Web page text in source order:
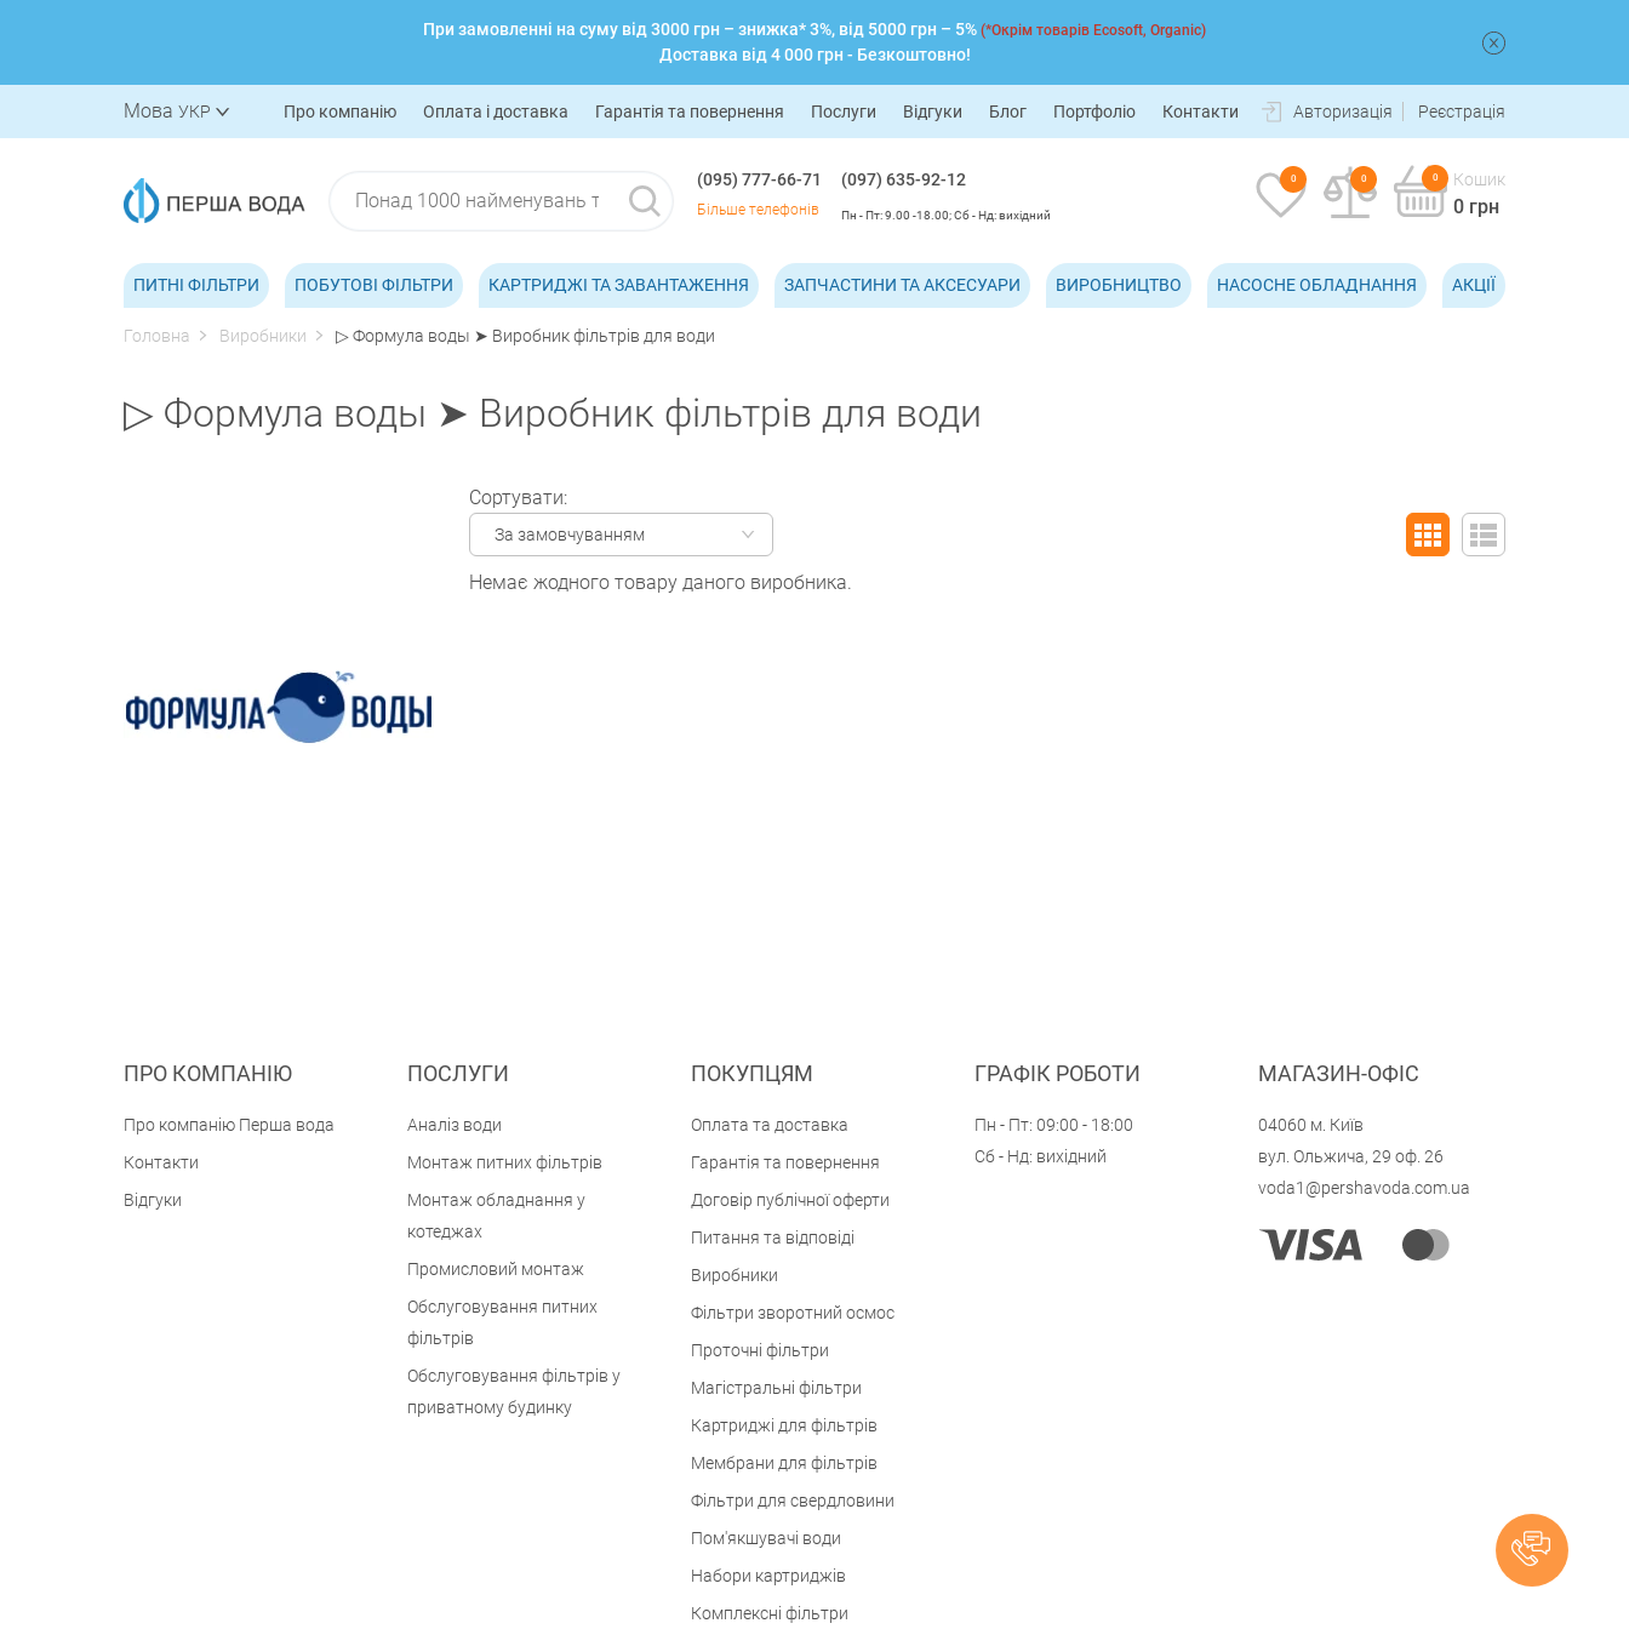
При замовленні на суму від 3000 грн – знижка* 3%, від 5000 грн – 5% (*Окрім товарів Ecosoft, Organic)
Доставка від 4 000 грн - Безкоштовно!
Мова УКР Про компанію Оплата і доставка Гарантія та повернення Послуги Відгуки Блог Портфоліо Контакти Авторизація Реєстрація
(095) 777-66-71
Більше телефонів
(097) 635-92-12
Пн - Пт: 9.00 -18.00; Сб - Нд: вихідний
0 0 0 Кошик
0 грн
ПИТНІ ФІЛЬТРИ ПОБУТОВІ ФІЛЬТРИ КАРТРИДЖІ ТА ЗАВАНТАЖЕННЯ ЗАПЧАСТИНИ ТА АКСЕСУАРИ ВИРОБНИЦТВО НАСОСНЕ ОБЛАДНАННЯ АКЦІЇ
Головна Виробники ▷ Формула воды ➤ Виробник фільтрів для води
▷ Формула воды ➤ Виробник фільтрів для води
Сортувати:
За замовчуванням
Немає жодного товару даного виробника.
ПРО КОМПАНІЮ
Про компанію Перша вода
Контакти
Відгуки
ПОСЛУГИ
Аналіз води
Монтаж питних фільтрів
Монтаж обладнання у
котеджах
Промисловий монтаж
Обслуговування питних
фільтрів
Обслуговування фільтрів у
приватному будинку
ПОКУПЦЯМ
Оплата та доставка
Гарантія та повернення
Договір публічної оферти
Питання та відповіді
Виробники
Фільтри зворотний осмос
Проточні фільтри
Магістральні фільтри
Картриджі для фільтрів
Мембрани для фільтрів
Фільтри для свердловини
Пом'якшувачі води
Набори картриджів
Комплексні фільтри
ГРАФІК РОБОТИ
Пн - Пт: 09:00 - 18:00
Сб - Нд: вихідний
МАГАЗИН-ОФІС
04060 м. Київ
вул. Ольжича, 29 оф. 26
voda1@pershavoda.com.ua